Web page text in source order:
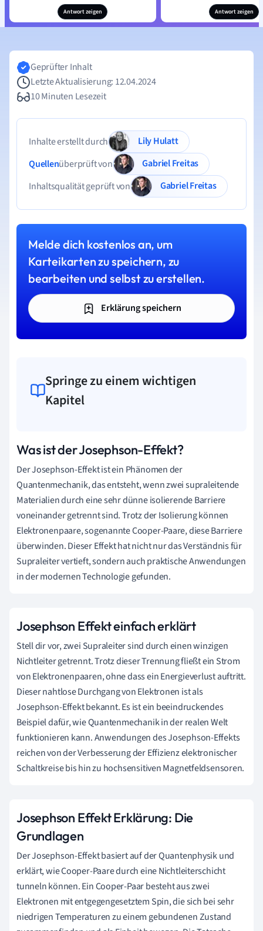
Antwort zeigen Antwort zeigen
Geprüfter Inhalt
Letzte Aktualisierung: 12.04.2024
10 Minuten Lesezeit
Inhalte erstellt durch
Lily Hulatt
Quellenüberprüft von
Gabriel Freitas
Inhaltsqualität geprüft von
Gabriel Freitas
Melde dich kostenlos an, um
Karteikarten zu speichern, zu
bearbeiten und selbst zu erstellen.
Erklärung speichern
Springe zu einem wichtigen
Kapitel
Was ist der Josephson-Effekt?
Der Josephson-Effekt ist ein Phänomen der
Quantenmechanik, das entsteht, wenn zwei supraleitende
Materialien durch eine sehr dünne isolierende Barriere
voneinander getrennt sind. Trotz der Isolierung können
Elektronenpaare, sogenannte Cooper-Paare, diese Barriere
überwinden. Dieser Effekt hat nicht nur das Verständnis für
Supraleiter vertieft, sondern auch praktische Anwendungen
in der modernen Technologie gefunden.
Josephson Effekt einfach erklärt
Stell dir vor, zwei Supraleiter sind durch einen winzigen
Nichtleiter getrennt. Trotz dieser Trennung fließt ein Strom
von Elektronenpaaren, ohne dass ein Energieverlust auftritt.
Dieser nahtlose Durchgang von Elektronen ist als
Josephson-Effekt bekannt. Es ist ein beeindruckendes
Beispiel dafür, wie Quantenmechanik in der realen Welt
funktionieren kann. Anwendungen des Josephson-Effekts
reichen von der Verbesserung der Effizienz elektronischer
Schaltkreise bis hin zu hochsensitiven Magnetfeldsensoren.
Josephson Effekt Erklärung: Die
Grundlagen
Der Josephson-Effekt basiert auf der Quantenphysik und
erklärt, wie Cooper-Paare durch eine Nichtleiterschicht
tunneln können. Ein Cooper-Paar besteht aus zwei
Elektronen mit entgegengesetztem Spin, die sich bei sehr
niedrigen Temperaturen zu einem gebundenen Zustand